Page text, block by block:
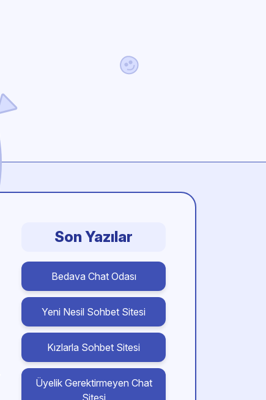
Son Yazılar
Bedava Chat Odası
Yeni Nesil Sohbet Sitesi
Kızlarla Sohbet Sitesi
Üyelik Gerektirmeyen Chat